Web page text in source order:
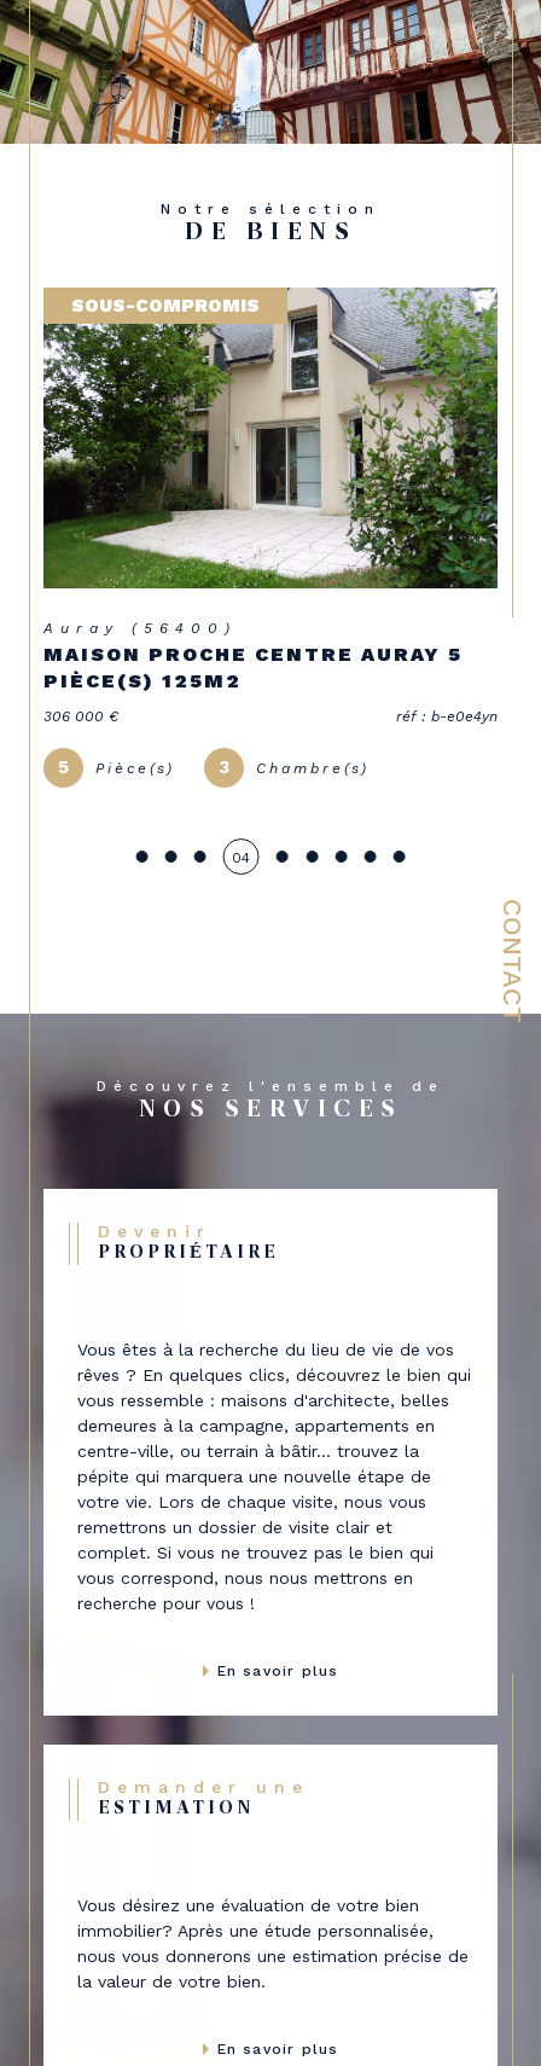
CONTACT
Notre sélection
DE BIENS
SOUS-COMPROMIS
Auray (56400)
MAISON PROCHE CENTRE AURAY 5
PIÈCE(S) 125M2
306 000 € réf : b-e0e4yn
5 Pièce(s) 3 Chambre(s)
04
Découvrez l'ensemble de
NOS SERVICES
Devenir
PROPRIÉTAIRE
Vous êtes à la recherche du lieu de vie de vos
rêves ? En quelques clics, découvrez le bien qui
vous ressemble : maisons d'architecte, belles
demeures à la campagne, appartements en
centre-ville, ou terrain à bâtir... trouvez la
pépite qui marquera une nouvelle étape de
votre vie. Lors de chaque visite, nous vous
remettrons un dossier de visite clair et
complet. Si vous ne trouvez pas le bien qui
vous correspond, nous nous mettrons en
recherche pour vous !
En savoir plus
Demander une
ESTIMATION
Vous désirez une évaluation de votre bien
immobilier? Après une étude personnalisée,
nous vous donnerons une estimation précise de
la valeur de votre bien.
En savoir plus